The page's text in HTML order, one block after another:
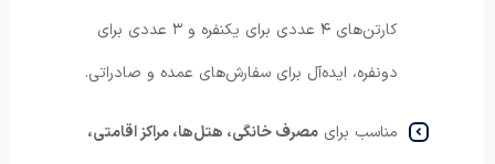
کارتن‌های ۴ عددی برای یکنفره و ۳ عددی برای
دونفره، ایده‌آل برای سفارش‌های عمده و صادراتی.
مناسب برای مصرف خانگی، هتل‌ها، مراکز اقامتی،